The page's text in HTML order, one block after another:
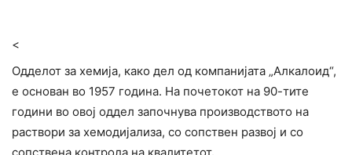
<
Одделот за хемија, како дел од компанијата „Алкалоид“,
е основан во 1957 година. На почетокот на 90-тите
години во овој оддел започнува производството на
раствори за хемодијализа, со сопствен развој и со